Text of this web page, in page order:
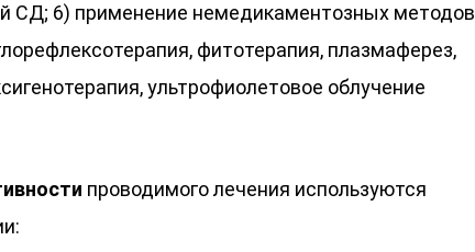
СД; 6) применение немедикаментозных методов
фитотерапия, плазмаферез,
ультрофиолетовое облучение
проводимого лечения используются